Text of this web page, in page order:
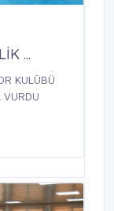
...
KULÜBÜ
VURDU